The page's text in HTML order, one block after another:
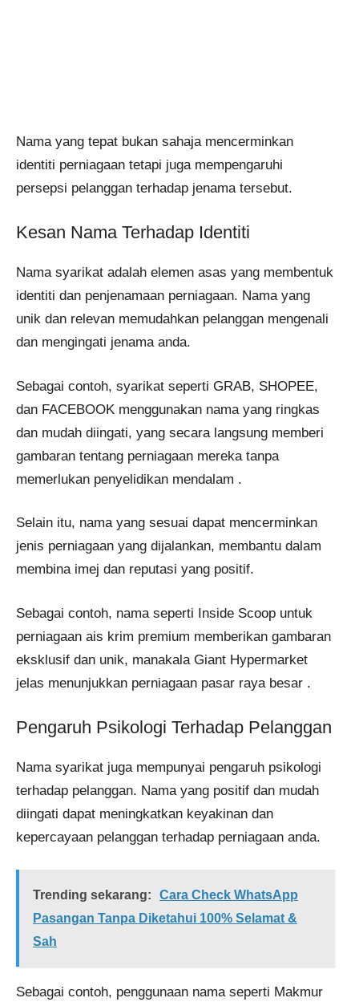
Nama yang tepat bukan sahaja mencerminkan
identiti perniagaan tetapi juga mempengaruhi
persepsi pelanggan terhadap jenama tersebut.
Kesan Nama Terhadap Identiti
Nama syarikat adalah elemen asas yang membentuk
identiti dan penjenamaan perniagaan. Nama yang
unik dan relevan memudahkan pelanggan mengenali
dan mengingati jenama anda.
Sebagai contoh, syarikat seperti GRAB, SHOPEE,
dan FACEBOOK menggunakan nama yang ringkas
dan mudah diingati, yang secara langsung memberi
gambaran tentang perniagaan mereka tanpa
memerlukan penyelidikan mendalam .
Selain itu, nama yang sesuai dapat mencerminkan
jenis perniagaan yang dijalankan, membantu dalam
membina imej dan reputasi yang positif.
Sebagai contoh, nama seperti Inside Scoop untuk
perniagaan ais krim premium memberikan gambaran
eksklusif dan unik, manakala Giant Hypermarket
jelas menunjukkan perniagaan pasar raya besar .
Pengaruh Psikologi Terhadap Pelanggan
Nama syarikat juga mempunyai pengaruh psikologi
terhadap pelanggan. Nama yang positif dan mudah
diingati dapat meningkatkan keyakinan dan
kepercayaan pelanggan terhadap perniagaan anda.
Trending sekarang:
Cara Check WhatsApp
Pasangan Tanpa Diketahui 100% Selamat &
Sah
Sebagai contoh, penggunaan nama seperti Makmur